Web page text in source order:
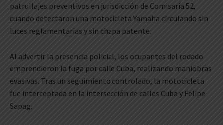
patrullajes preventivos en jurisdicción de Comisaría 52,
cuando detectaron una motocicleta Yamaha circulando sin
luces reglamentarias y sin chapa patente.
Al advertir la presencia policial, los ocupantes del rodado
emprendieron la fuga por calle Cuba, realizando maniobras
evasivas. Tras un seguimiento controlado, la motocicleta
fue interceptada en la intersección de calles Cuba y Felipe
Sapag.